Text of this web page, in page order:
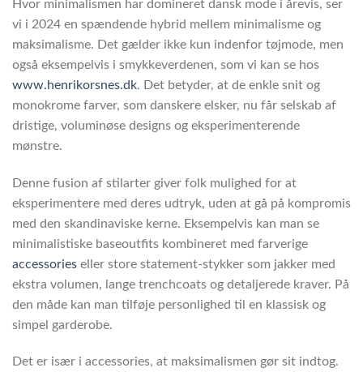
Hvor minimalismen har domineret dansk mode i årevis, ser
vi i 2024 en spændende hybrid mellem minimalisme og
maksimalisme. Det gælder ikke kun indenfor tøjmode, men
også eksempelvis i smykkeverdenen, som vi kan se hos
www.henrikorsnes.dk. Det betyder, at de enkle snit og
monokrome farver, som danskere elsker, nu får selskab af
dristige, voluminøse designs og eksperimenterende
mønstre.
Denne fusion af stilarter giver folk mulighed for at
eksperimentere med deres udtryk, uden at gå på kompromis
med den skandinaviske kerne. Eksempelvis kan man se
minimalistiske baseoutfits kombineret med farverige
accessories eller store statement-stykker som jakker med
ekstra volumen, lange trenchcoats og detaljerede kraver. På
den måde kan man tilføje personlighed til en klassisk og
simpel garderobe.
Det er især i accessories, at maksimalismen gør sit indtog.